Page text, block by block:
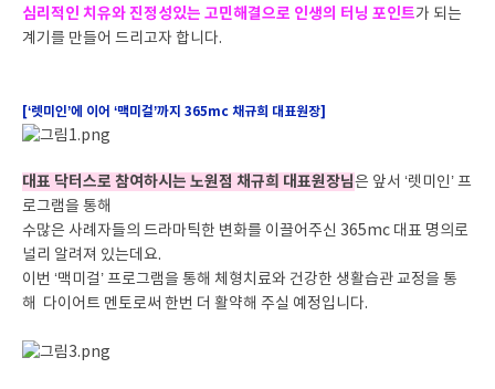
심리적인 치유와 진정성있는 고민해결으로 인생의 터닝 포인트가 되는
계기를 만들어 드리고자 합니다.
[‘렛미인’에 이어 ‘맥미걸’까지 365mc 채규희 대표원장]
대표 닥터스로 참여하시는 노원점 채규희 대표원장님은 앞서 ‘렛미인’ 프
로그램을 통해
수많은 사례자들의 드라마틱한 변화를 이끌어주신 365mc 대표 명의로
널리 알려져 있는데요.
이번 ‘맥미걸’ 프로그램을 통해 체형치료와 건강한 생활습관 교정을 통
해 다이어트 멘토로써 한번 더 활약해 주실 예정입니다.